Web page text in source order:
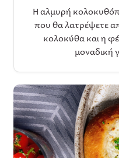
Η αλμυρή
που θα λατρέψετε
κολοκύθα και η
μοναδική